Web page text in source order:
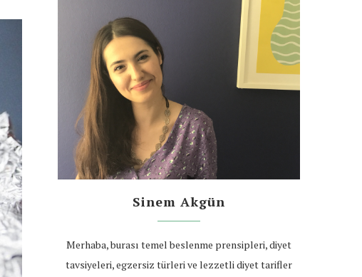
Sinem Akgün
Merhaba, burası temel beslenme prensipleri, diyet
tavsiyeleri, egzersiz türleri ve lezzetli diyet tarifler